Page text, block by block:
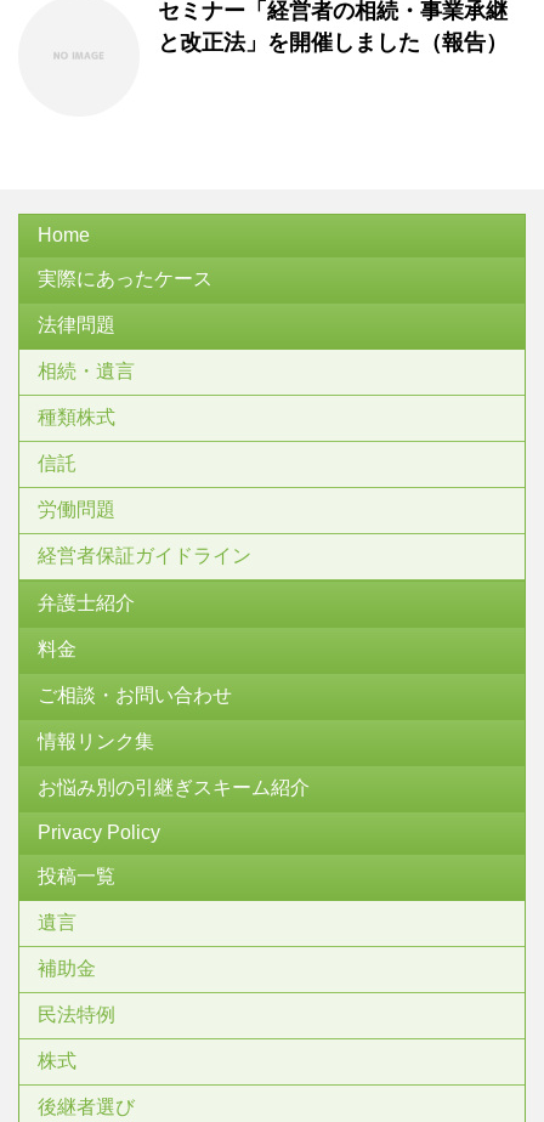
セミナー「経営者の相続・事業承継
と改正法」を開催しました（報告）
Home
実際にあったケース
法律問題
相続・遺言
種類株式
信託
労働問題
経営者保証ガイドライン
弁護士紹介
料金
ご相談・お問い合わせ
情報リンク集
お悩み別の引継ぎスキーム紹介
Privacy Policy
投稿一覧
遺言
補助金
民法特例
株式
後継者選び